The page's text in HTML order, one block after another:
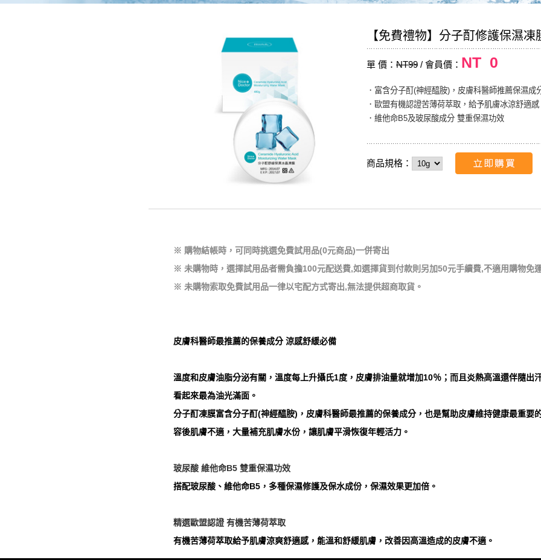
【免費禮物】分子酊修護保濕凍
單 價： NT99 / 會員價： NT 0
．富含分子酊(神經醯胺)，皮膚科醫師推薦保濕成
．歐盟有機認證苦薄荷萃取，給予肌膚冰涼舒適感
．維他命B5及玻尿酸成分 雙重保濕功效
商品規格：
※ 購物結帳時，可同時挑選免費試用品(0元商品)一併寄出
※ 未購物時，選擇試用品者需負擔100元配送費,如選擇貨到付款則另加50元手續費,不適用購物免
※ 未購物索取免費試用品一律以宅配方式寄出,無法提供超商取貨。
皮膚科醫師最推薦的保養成分 涼感舒緩必備
溫度和皮膚油脂分泌有關，溫度每上升攝氏1度，皮膚排油量就增加10％；而且炎熱高溫還伴隨出
看起來最為油光滿面。
分子酊凍膜富含分子酊(神經醯胺)，皮膚科醫師最推薦的保養成分，也是幫助皮膚維持健康最重要
容後肌膚不適，大量補充肌膚水份，讓肌膚平滑恢復年輕活力。
玻尿酸 維他命B5 雙重保濕功效
搭配玻尿酸、維他命B5，多種保濕修護及保水成份，保濕效果更加倍。
精選歐盟認證 有機苦薄荷萃取
有機苦薄荷萃取給予肌膚涼爽舒適感，能溫和舒緩肌膚，改善因高溫造成的皮膚不適。